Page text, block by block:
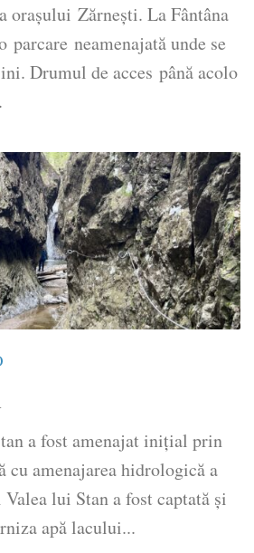
orașului Zărnești. La Fântâna
neamenajată unde se
Drumul de acces până acolo
a fost amenajat inițial prin
cu amenajarea hidrologică a
lui Stan a fost captată şi
apă lacului...